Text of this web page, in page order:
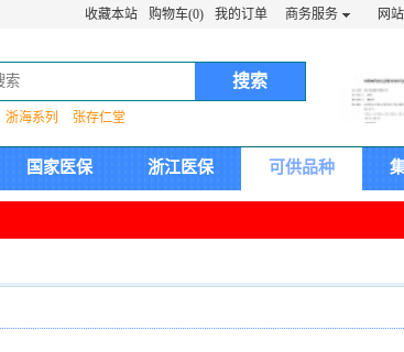
收藏本站 购物车(0) 我的订单 商务服务 网
搜索
浙海系列 张存仁堂
国家医保 浙江医保 可供品种